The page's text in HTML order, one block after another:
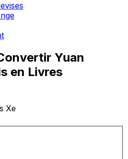
Yuan
en Livres
Xe